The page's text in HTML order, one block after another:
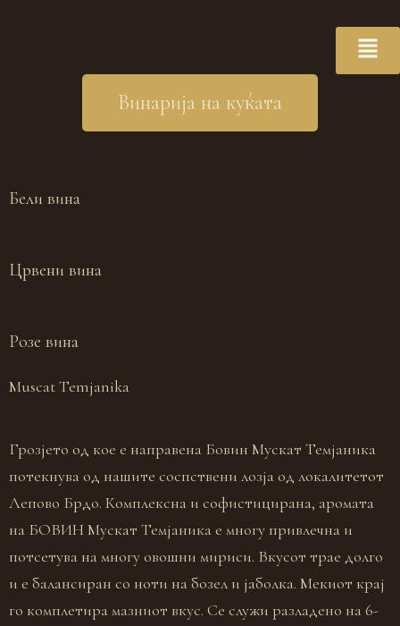
Винарија на куќата
Бели вина
Црвени вина
Розе вина
Muscat Temjanika
Грозјето од кое е направена Бовин Мускат Темјаника
потекнува од нашите соспствени лозја од локалитетот
Лепово Брдо. Комплексна и софистицирана, аромата
на БОВИН Мускат Темјаника е многу привлечна и
потсетува на многу овошни мириси. Вкусот трае долго
и е балансиран со ноти на бозел и јаболка. Мекиот крај
го комплетира мазниот вкус. Се служи разладено на 6-